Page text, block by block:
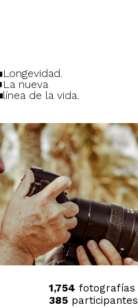
Longevidad.
La nueva
línea de la vida.
1,754 fotografías
385participantes